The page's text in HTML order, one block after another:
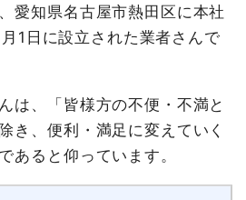
愛知県名古屋市熱田区に本社
1日に設立された業者さんで
は、「皆様方の不便・不満と
き、便利・満足に変えていく
あると仰っています。